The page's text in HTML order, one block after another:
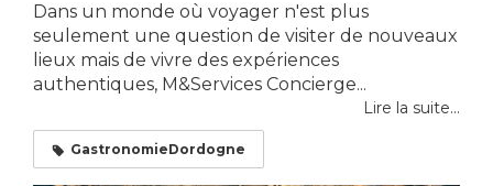
Dans un monde où voyager n'est plus
seulement une question de visiter de nouveaux
lieux mais de vivre des expériences
authentiques, M&Services Concierge...
Lire la suite...
GastronomieDordogne